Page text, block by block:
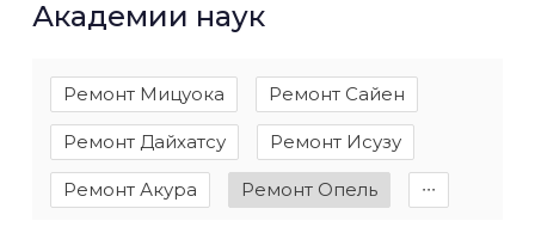
Академии наук
Ремонт Мицуока Ремонт Сайен
Ремонт Дайхатсу Ремонт Исузу
Ремонт Акура Ремонт Опель ∙∙∙